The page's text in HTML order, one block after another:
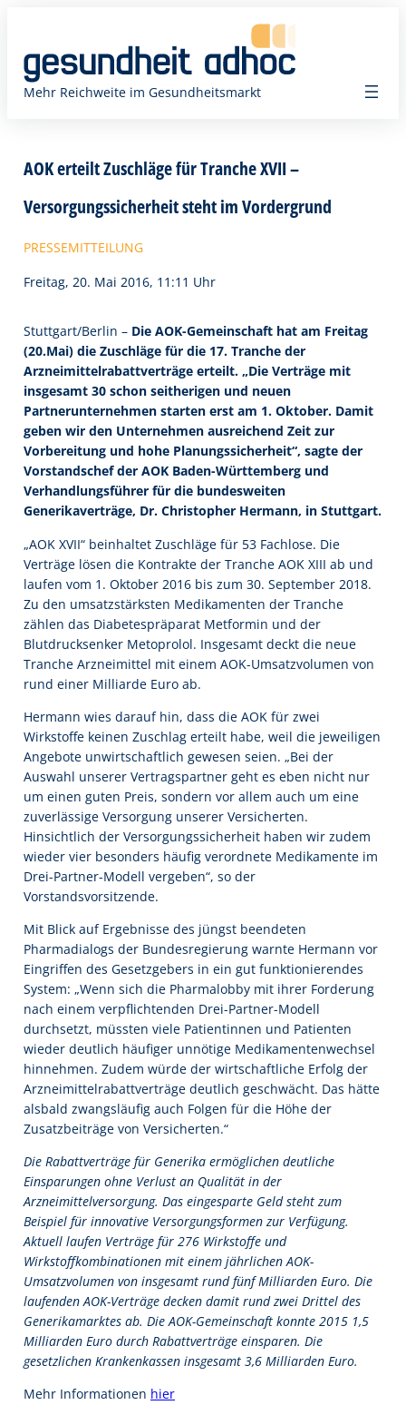
springen
Mehr Reichweite im Gesundheitsmarkt
AOK erteilt Zuschläge für Tranche XVII –
Versorgungssicherheit steht im Vordergrund
PRESSEMITTEILUNG
Freitag, 20. Mai 2016, 11:11 Uhr
Stuttgart/Berlin – Die AOK-Gemeinschaft hat am Freitag
(20.Mai) die Zuschläge für die 17. Tranche der
Arzneimittelrabattverträge erteilt. „Die Verträge mit
insgesamt 30 schon seitherigen und neuen
Partnerunternehmen starten erst am 1. Oktober. Damit
geben wir den Unternehmen ausreichend Zeit zur
Vorbereitung und hohe Planungssicherheit“, sagte der
Vorstandschef der AOK Baden-Württemberg und
Verhandlungsführer für die bundesweiten
Generikaverträge, Dr. Christopher Hermann, in Stuttgart.
„AOK XVII“ beinhaltet Zuschläge für 53 Fachlose. Die
Verträge lösen die Kontrakte der Tranche AOK XIII ab und
laufen vom 1. Oktober 2016 bis zum 30. September 2018.
Zu den umsatzstärksten Medikamenten der Tranche
zählen das Diabetespräparat Metformin und der
Blutdrucksenker Metoprolol. Insgesamt deckt die neue
Tranche Arzneimittel mit einem AOK-Umsatzvolumen von
rund einer Milliarde Euro ab.
Hermann wies darauf hin, dass die AOK für zwei
Wirkstoffe keinen Zuschlag erteilt habe, weil die jeweiligen
Angebote unwirtschaftlich gewesen seien. „Bei der
Auswahl unserer Vertragspartner geht es eben nicht nur
um einen guten Preis, sondern vor allem auch um eine
zuverlässige Versorgung unserer Versicherten.
Hinsichtlich der Versorgungssicherheit haben wir zudem
wieder vier besonders häufig verordnete Medikamente im
Drei-Partner-Modell vergeben“, so der
Vorstandsvorsitzende.
Mit Blick auf Ergebnisse des jüngst beendeten
Pharmadialogs der Bundesregierung warnte Hermann vor
Eingriffen des Gesetzgebers in ein gut funktionierendes
System: „Wenn sich die Pharmalobby mit ihrer Forderung
nach einem verpflichtenden Drei-Partner-Modell
durchsetzt, müssten viele Patientinnen und Patienten
wieder deutlich häufiger unnötige Medikamentenwechsel
hinnehmen. Zudem würde der wirtschaftliche Erfolg der
Arzneimittelrabattverträge deutlich geschwächt. Das hätte
alsbald zwangsläufig auch Folgen für die Höhe der
Zusatzbeiträge von Versicherten.“
Die Rabattverträge für Generika ermöglichen deutliche
Einsparungen ohne Verlust an Qualität in der
Arzneimittelversorgung. Das eingesparte Geld steht zum
Beispiel für innovative Versorgungsformen zur Verfügung.
Aktuell laufen Verträge für 276 Wirkstoffe und
Wirkstoffkombinationen mit einem jährlichen AOK-
Umsatzvolumen von insgesamt rund fünf Milliarden Euro. Die
laufenden AOK-Verträge decken damit rund zwei Drittel des
Generikamarktes ab. Die AOK-Gemeinschaft konnte 2015 1,5
Milliarden Euro durch Rabattverträge einsparen. Die
gesetzlichen Krankenkassen insgesamt 3,6 Milliarden Euro.
Mehr Informationen hier